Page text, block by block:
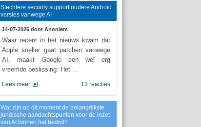
Slechtere security support oudere Android
versies vanwege AI
14-07-2026 door Anoniem
Waar recent in het nieuws kwam dat
Apple sneller gaat patchen vanwege
AI, maakt Google een wel erg
vreemde beslissing: Het ...
13 reacties
Lees meer
Wat zijn op dit moment de belangrijkste
juridische aandachtspunten voor de inzet
van AI binnen het bedrijf?